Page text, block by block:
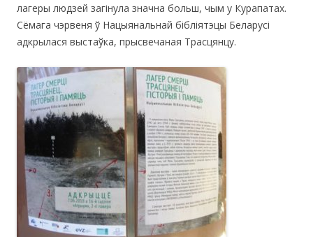
лагеры людзей загінула значна больш, чым у Курапатах.
Сёмага чэрвеня ў Нацыянальнай бібліятэцы Беларусі
адкрылася выстаўка, прысвечаная Трасцянцу.